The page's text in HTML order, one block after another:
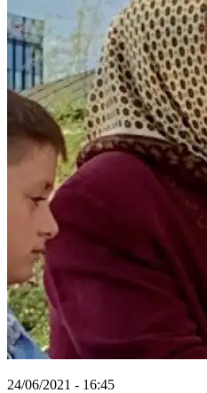
24/06/2021 - 16:45